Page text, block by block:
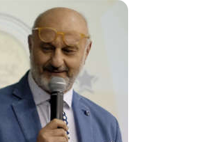
Pellegrini
l’idea di convivio. Il suo successo in
alimentato, prima di tutto, da un
dai tanti turisti americani che
Ed è così che da semplice
un drink “cool”. Questo ha
fronte sia degli estimatori sia dei